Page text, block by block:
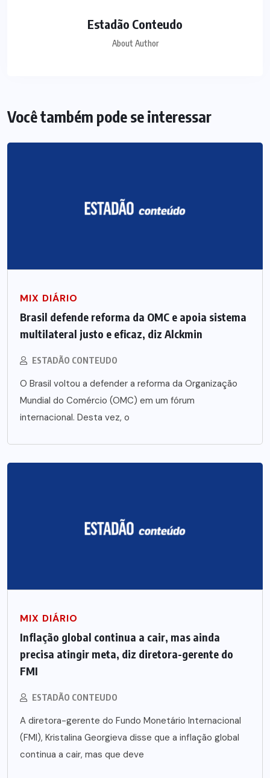
Estadão Conteudo
About Author
Você também pode se interessar
MIX DIÁRIO
Brasil defende reforma da OMC e apoia sistema
multilateral justo e eficaz, diz Alckmin
ESTADÃO CONTEUDO
O Brasil voltou a defender a reforma da Organização
Mundial do Comércio (OMC) em um fórum
internacional. Desta vez, o
MIX DIÁRIO
Inflação global continua a cair, mas ainda
precisa atingir meta, diz diretora-gerente do
FMI
ESTADÃO CONTEUDO
A diretora-gerente do Fundo Monetário Internacional
(FMI), Kristalina Georgieva disse que a inflação global
continua a cair, mas que deve